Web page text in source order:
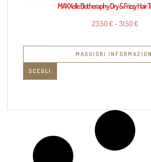
MAXXelle Biotheraphy Dry & Frizzy Hair
23,50€- 31,50€
MAGGIORI
SCEGLI